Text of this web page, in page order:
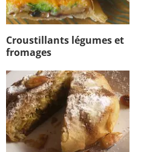
Croustillants légumes et
fromages